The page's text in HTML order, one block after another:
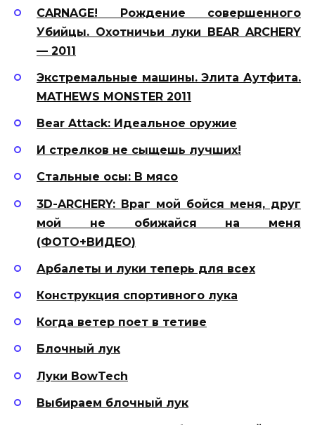
CARNAGE! Рождение совершенного
Убийцы. Охотничьи луки BEAR ARCHERY
— 2011
Экстремальные машины. Элита Аутфита.
MATHEWS MONSTER 2011
Bear Attack: Идеальное оружие
И стрелков не сыщешь лучших!
Стальные осы: В мясо
3D-ARCHERY: Враг мой бойся меня, друг
мой не обижайся на меня
(ФОТО+ВИДЕО)
Арбалеты и луки теперь для всех
Конструкция спортивного лука
Когда ветер поет в тетиве
Блочный лук
Луки BowTech
Выбираем блочный лук